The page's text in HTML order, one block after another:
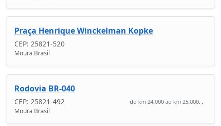
Praça Henrique Winckelman Kopke
CEP: 25821-520
Moura Brasil
Rodovia BR-040
CEP: 25821-492 do km 24,000 ao km 25,000...
Moura Brasil